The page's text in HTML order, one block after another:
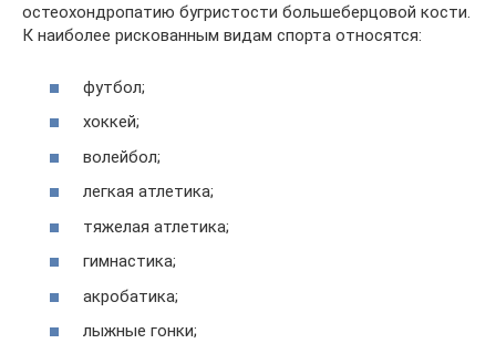
остеохондропатию бугристости большеберцовой кости.
К наиболее рискованным видам спорта относятся:
футбол;
хоккей;
волейбол;
легкая атлетика;
тяжелая атлетика;
гимнастика;
акробатика;
лыжные гонки;